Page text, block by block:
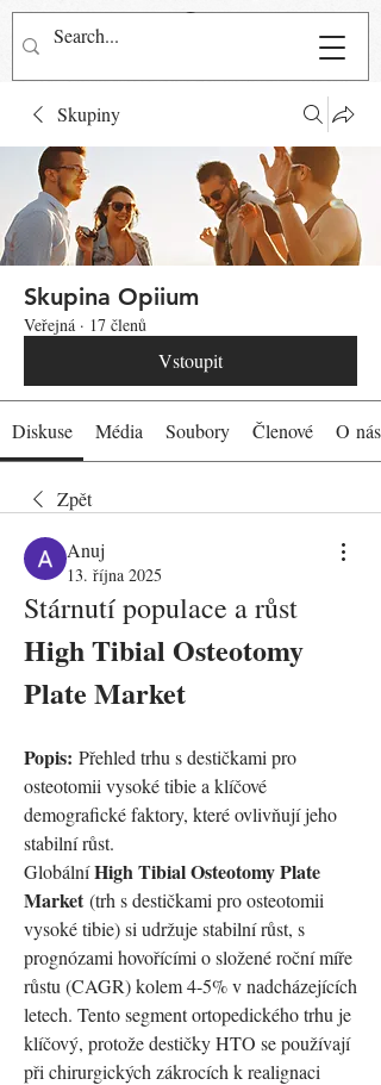
Přihlásit se
Skupiny
Skupina Opiium
Veřejná · 17 členů
Vstoupit
Diskuse Média Soubory Členové O nás
Zpět
Anuj
13. října 2025
High Tibial Osteotomy
Plate Market
Popis: Přehled trhu s destičkami pro
osteotomii vysoké tibie a klíčové
demografické faktory, které ovlivňují jeho
stabilní růst.
Globální High Tibial Osteotomy Plate
Market (trh s destičkami pro osteotomii
vysoké tibie) si udržuje stabilní růst, s
prognózami hovořícími o složené roční míře
růstu (CAGR) kolem 4-5% v nadcházejících
letech. Tento segment ortopedického trhu je
klíčový, protože destičky HTO se používají
při chirurgických zákrocích k realignaci